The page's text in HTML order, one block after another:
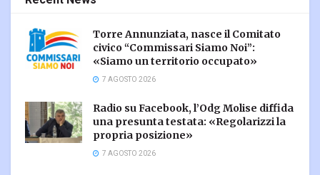
Torre Annunziata, nasce il Comitato
civico “Commissari Siamo Noi”:
«Siamo un territorio occupato»
7 AGOSTO 2026
Radio su Facebook, l’Odg Molise diffida
una presunta testata: «Regolarizzi la
propria posizione»
7 AGOSTO 2026